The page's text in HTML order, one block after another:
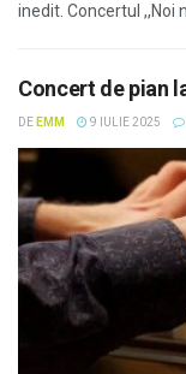
inedit. Concertul ,,Noi
Concert de pian
DE EMM 9 IULIE 2025